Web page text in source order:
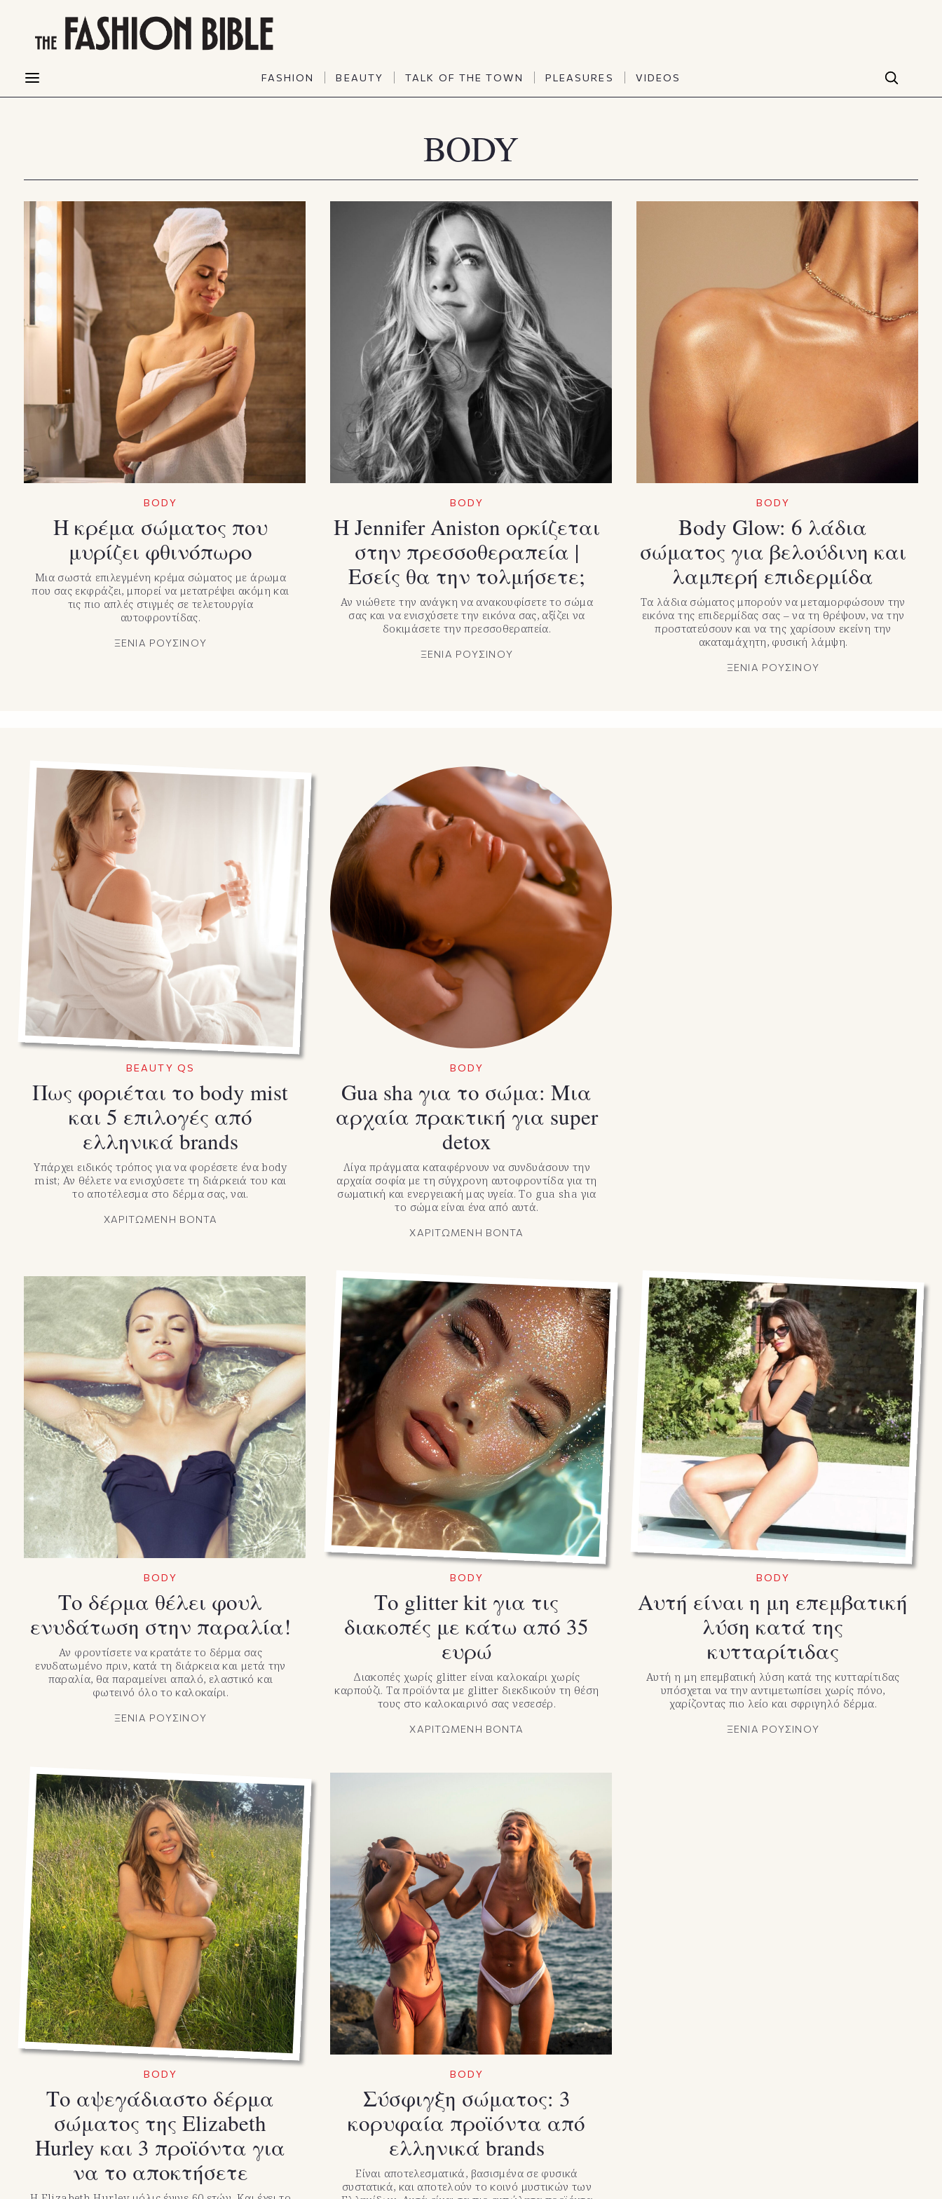
THE FASHION BIBLE
Travel & Life
TikTok
X(Twitter)
FASHION BEAUTY TALK OF THE TOWN PLEASURES VIDEOS
TALK OF THE TOWN
BODY
BODY
Η κρέμα σώματος που
μυρίζει φθινόπωρο
Μια σωστά επιλεγμένη κρέμα σώματος με άρωμα
που σας εκφράζει, μπορεί να μετατρέψει ακόμη και
τις πιο απλές στιγμές σε τελετουργία
αυτοφροντίδας.
ΞΕΝΙΑ ΡΟΥΣΙΝΟΥ
BODY
Η Jennifer Aniston ορκίζεται
στην πρεσσοθεραπεία |
Εσείς θα την τολμήσετε;
Αν νιώθετε την ανάγκη να ανακουφίσετε το σώμα
σας και να ενισχύσετε την εικόνα σας, αξίζει να
δοκιμάσετε την πρεσσοθεραπεία.
ΞΕΝΙΑ ΡΟΥΣΙΝΟΥ
BODY
Body Glow: 6 λάδια
σώματος για βελούδινη και
λαμπερή επιδερμίδα
Τα λάδια σώματος μπορούν να μεταμορφώσουν την
εικόνα της επιδερμίδας σας – να τη θρέψουν, να την
προστατεύσουν και να της χαρίσουν εκείνη την
ακαταμάχητη, φυσική λάμψη.
ΞΕΝΙΑ ΡΟΥΣΙΝΟΥ
BEAUTY QS
Πως φοριέται το body mist
και 5 επιλογές από
ελληνικά brands
Υπάρχει ειδικός τρόπος για να φορέσετε ένα body
mist; Αν θέλετε να ενισχύσετε τη διάρκειά του και
το αποτέλεσμα στο δέρμα σας, ναι.
ΧΑΡΙΤΩΜΕΝΗ ΒΟΝΤΑ
BODY
Gua sha για το σώμα: Μια
αρχαία πρακτική για super
detox
Λίγα πράγματα καταφέρνουν να συνδυάσουν την
αρχαία σοφία με τη σύγχρονη αυτοφροντίδα για τη
σωματική και ενεργειακή μας υγεία. Το gua sha για
το σώμα είναι ένα από αυτά.
ΧΑΡΙΤΩΜΕΝΗ ΒΟΝΤΑ
BODY
Το δέρμα θέλει φουλ
ενυδάτωση στην παραλία!
Αν φροντίσετε να κρατάτε το δέρμα σας
ενυδατωμένο πριν, κατά τη διάρκεια και μετά την
παραλία, θα παραμείνει απαλό, ελαστικό και
φωτεινό όλο το καλοκαίρι.
ΞΕΝΙΑ ΡΟΥΣΙΝΟΥ
BODY
Το glitter kit για τις
διακοπές με κάτω από 35
ευρώ
Διακοπές χωρίς glitter είναι καλοκαίρι χωρίς
καρπούζι. Τα προϊόντα με glitter διεκδικούν τη θέση
τους στο καλοκαιρινό σας νεσεσέρ.
ΧΑΡΙΤΩΜΕΝΗ ΒΟΝΤΑ
BODY
Αυτή είναι η μη επεμβατική
λύση κατά της
κυτταρίτιδας
Αυτή η μη επεμβατική λύση κατά της κυτταρίτιδας
υπόσχεται να την αντιμετωπίσει χωρίς πόνο,
χαρίζοντας πιο λείο και σφριγηλό δέρμα.
ΞΕΝΙΑ ΡΟΥΣΙΝΟΥ
BODY
Το αψεγάδιαστο δέρμα
σώματος της Elizabeth
Hurley και 3 προϊόντα για
να το αποκτήσετε
BODY
Σύσφιγξη σώματος: 3
κορυφαία προϊόντα από
ελληνικά brands
Είναι αποτελεσματικά, βασισμένα σε φυσικά
συστατικά, και αποτελούν το κοινό μυστικών των